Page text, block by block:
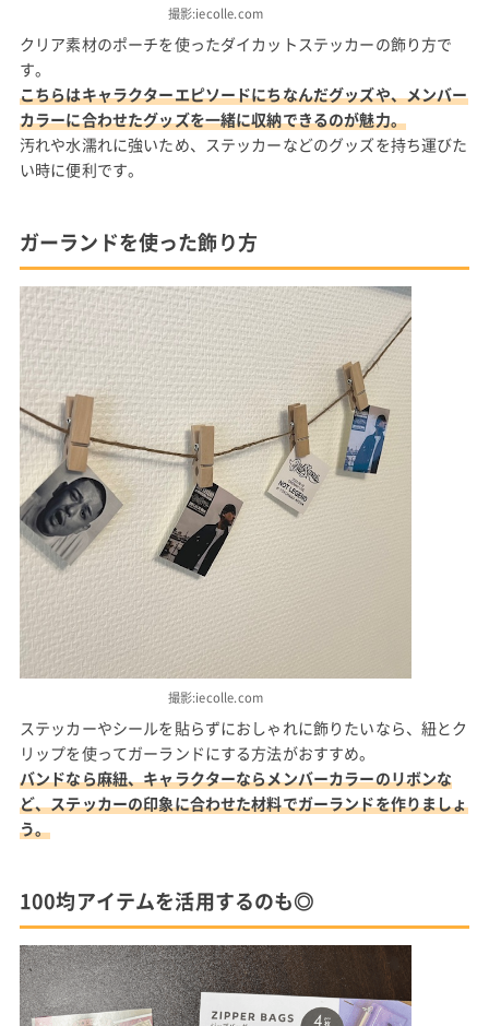
撮影:iecolle.com
クリア素材のポーチを使ったダイカットステッカーの飾り方で
す。
こちらはキャラクターエピソードにちなんだグッズや、メンバー
カラーに合わせたグッズを一緒に収納できるのが魅力。
汚れや水濡れに強いため、ステッカーなどのグッズを持ち運びた
い時に便利です。
ガーランドを使った飾り方
撮影:iecolle.com
ステッカーやシールを貼らずにおしゃれに飾りたいなら、紐とク
リップを使ってガーランドにする方法がおすすめ。
バンドなら麻紐、キャラクターならメンバーカラーのリボンな
ど、ステッカーの印象に合わせた材料でガーランドを作りましょ
う。
100均アイテムを活用するのも◎